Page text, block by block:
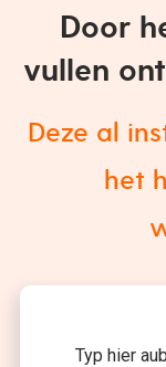
Door
vullen
Deze al
het
Typ hier